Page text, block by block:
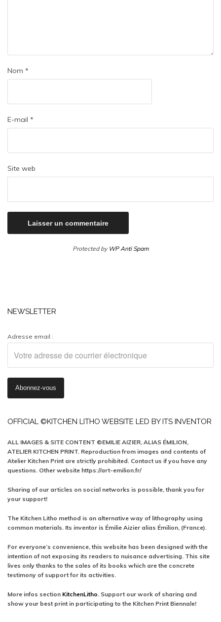
Nom *
E-mail *
Site web
Protected by WP Anti Spam
NEWSLETTER
Adresse email :
OFFICIAL ©KITCHEN LITHO WEBSITE LED BY ITS INVENTOR
ALL IMAGES & SITE CONTENT ©EMILIE AIZIER, ALIAS ÉMILION,
ATELIER KITCHEN PRINT. Reproduction from images and contents of
Atelier Kitchen Print are strictly prohibited. Contact us if you have any
questions. Other website https://art-emilion.fr/
Sharing of our articles on social networks is possible, thank you for
your support!
The Kitchen Litho method is an alternative way of lithography using
common materials. Its inventor is Émilie Aizier alias Émilion, (France).
For everyone’s convenience, this website has been designed with the
intention of not exposing its readers to nuisance advertising. This site
lives only thanks to the sales of its books which are the concrete
testimony of support for its activities.
More infos section KitchenLitho. Support our work of sharing and
show your best print in participating to the Kitchen Print Biennale!